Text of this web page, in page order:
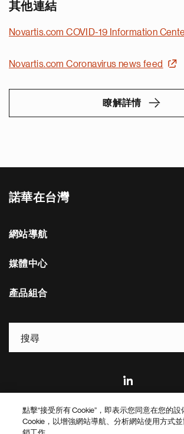
其他連結
Novartis.com COVID-19 Information
Novartis.com Coronavirus news feed
瞭解詳情
諾華在台灣
網站導航
媒體中心
產品組合
Footer
Bottom
© 2026 Novartis AG
點擊“接受所有 Cookie”，即表示您同意在您的設
Cookie，以增強網站導航、分析網站使用方式